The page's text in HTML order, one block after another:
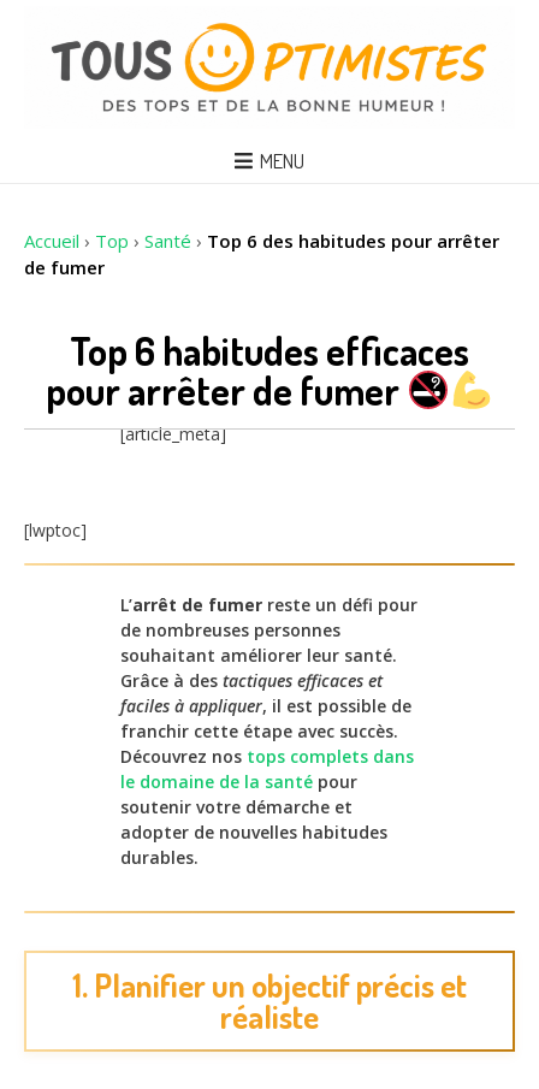
MENU
Accueil › Top › Santé › Top 6 des habitudes pour arrêter
de fumer
Top 6 habitudes efficaces
pour arrêter de fumer
[article_meta]
[lwptoc]
L’arrêt de fumer reste un défi pour
de nombreuses personnes
souhaitant améliorer leur santé.
Grâce à des tactiques efficaces et
faciles à appliquer, il est possible de
franchir cette étape avec succès.
Découvrez nos tops complets dans
le domaine de la santé pour
soutenir votre démarche et
adopter de nouvelles habitudes
durables.
1. Planifier un objectif précis et
réaliste